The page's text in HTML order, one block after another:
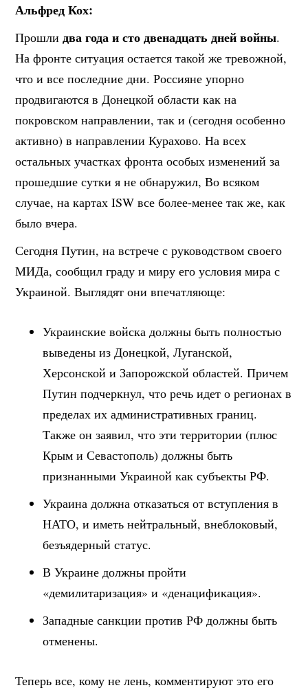
Альфред Кох:
Прошлидва года и сто двенадцать дней войны.
На фронте ситуация остается такой же тревожной,
что и все последние дни. Россияне упорно
продвигаются в Донецкой области как на
покровском направлении, так и (сегодня особенно
активно) в направлении Курахово. На всех
остальных участках фронта особых изменений за
прошедшие сутки я не обнаружил, Во всяком
случае, на картах ISW все более-менее так же, как
было вчера.
Сегодня Путин, на встрече с руководством своего
МИДа, сообщил граду и миру его условия мира с
Украиной. Выглядят они впечатляюще:
Украинские войска должны быть полностью
выведены из Донецкой, Луганской,
Херсонской и Запорожской областей. Причем
Путин подчеркнул, что речь идет о регионах в
пределах их административных границ.
Также он заявил, что эти территории (плюс
Крым и Севастополь) должны быть
признанными Украиной как субъекты РФ.
Украина должна отказаться от вступления в
НАТО, и иметь нейтральный, внеблоковый,
безъядерный статус.
В Украине должны пройти
«демилитаризация» и «денацификация».
Западные санкции против РФ должны быть
отменены.
Теперь все, кому не лень, комментируют это его